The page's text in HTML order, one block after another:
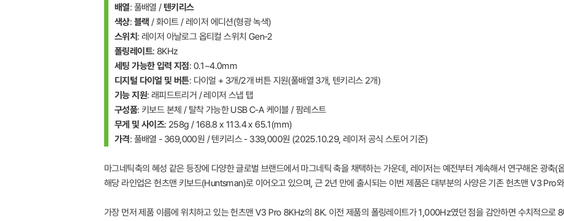
배열: 풀배열 / 텐키리스
색상: 블랙 / 화이트 / 레이저 에디션(형광 녹색)
스위치 : 레이저 아날로그 옵티컬 스위치 Gen-2
폴링레이트: 8KHz
세팅 가능한 입력 지점: 0.1~4.0mm
디지털 다이얼 및 버튼: 다이얼 + 3개/2개 버튼 지원(풀배열 3개, 텐키리스 2개)
기능 지원: 래피드트리거 / 레이저 스냅 탭
구성품: 키보드 본체 / 탈착 가능한 USB C-A 케이블 / 팜레스트
무게 및 사이즈: 258g / 168.8 x 113.4 x 65.1(mm)
가격: 풀배열 - 369,000원 / 텐키리스 - 339,000원 (2025.10.29, 레이저 공식 스토어 기준)
마그네틱축의 혜성 같은 등장에 다양한 글로벌 브랜드에서 마그네틱 축을 채택하는 가운데, 레이저는 예전부터 계속해서 연구해온 광축(
해당 라인업은 헌츠맨 키보드(Huntsman)로 이어오고 있으며, 근 2년 만에 출시되는 이번 제품은 대부분의 사양은 기존 헌츠맨 V3 Pro
가장 먼저 제품 이름에 위치하고 있는 헌츠맨 V3 Pro 8KHz의 8K. 이전 제품의 폴링레이트가 1,000Hz였던 점을 감안하면 수치적으로